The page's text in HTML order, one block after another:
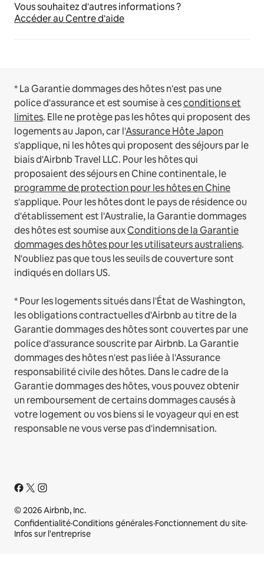
Vous souhaitez d'autres informations ?
Accéder au Centre d'aide
* La Garantie dommages des hôtes n'est pas une
police d'assurance et est soumise à cesconditions et
limites. Elle ne protège pas les hôtes qui proposent des
logements au Japon, car l'Assurance Hôte Japon
s'applique, ni les hôtes qui proposent des séjours par le
biais d'Airbnb Travel LLC. Pour les hôtes qui
proposaient des séjours en Chine continentale, le
programme de protection pour les hôtes en Chine
s'applique. Pour les hôtes dont le pays de résidence ou
d'établissement est l'Australie, la Garantie dommages
des hôtes est soumise auxConditions de la Garantie
dommages des hôtes pour les utilisateurs australiens.
N'oubliez pas que tous les seuils de couverture sont
indiqués en dollars US.
* Pour les logements situés dans l'État de Washington,
les obligations contractuelles d'Airbnb au titre de la
Garantie dommages des hôtes sont couvertes par une
police d'assurance souscrite par Airbnb. La Garantie
dommages des hôtes n'est pas liée à l'Assurance
responsabilité civile des hôtes. Dans le cadre de la
Garantie dommages des hôtes, vous pouvez obtenir
un remboursement de certains dommages causés à
votre logement ou vos biens si le voyageur qui en est
responsable ne vous verse pas d'indemnisation.
© 2026 Airbnb, Inc.
Confidentialité·Conditions générales·Fonctionnement du site·
Infos sur l'entreprise